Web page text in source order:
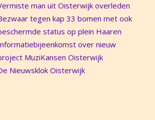
man uit Oisterwijk overleden
tegen kap 33 bomen met ook
status op plein Haaren
over nieuw
MuziKansen Oisterwijk
Nieuwsklok Oisterwijk